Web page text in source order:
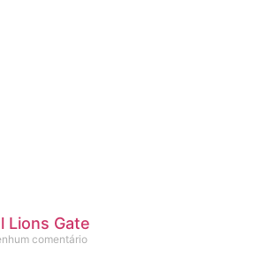
Lions Gate
comentário